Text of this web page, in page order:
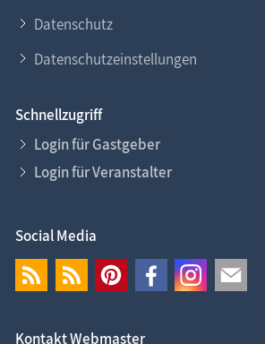
Datenschutz
Datenschutzeinstellungen
Schnellzugriff
Login für Gastgeber
Login für Veranstalter
Social Media
Kontakt Webmaster